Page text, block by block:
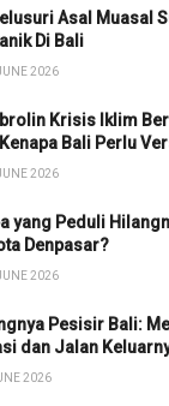
Asal Muasal
Di Bali
2026
Krisis Iklim
Bali Perlu
2026
yang Peduli
Denpasar?
2026
Pesisir Bali:
dan Jalan
2026